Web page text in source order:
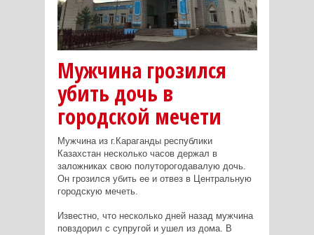
Мужчина грозился
убить дочь в
городской мечети
Мужчина из г.Караганды республики
Казахстан несколько часов держал в
заложниках свою полуторогодавалую дочь.
Он грозился убить ее и отвез в Центральную
городскую мечеть.
Известно, что несколько дней назад мужчина
повздорил с супругой и ушел из дома. В